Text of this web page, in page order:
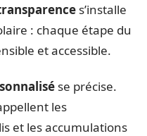
s’installe
: chaque étape du
et accessible.
se précise.
les
et les accumulations